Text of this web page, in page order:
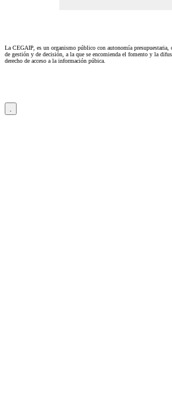
La CEGAIP, es un organismo público con autonomía presupuestaria,
de gestión y de decisión, a la que se encomienda el fomento y la
derecho de acceso a la información púbica.